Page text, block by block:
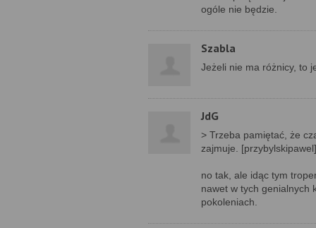
ogóle nie będzie.
Szabla
Jeżeli nie ma różnicy, to
JdG
> Trzeba pamiętać, że
zajmuje. [przybylskipawel]
no tak, ale idąc tym
nawet w tych genialnych
pokoleniach.